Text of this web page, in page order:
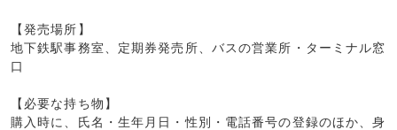
【発売場所】
地下鉄駅事務室、定期券発売所、バスの営業所・ターミナル窓
口
【必要な持ち物】
購入時に、氏名・生年月日・性別・電話番号の登録のほか、身